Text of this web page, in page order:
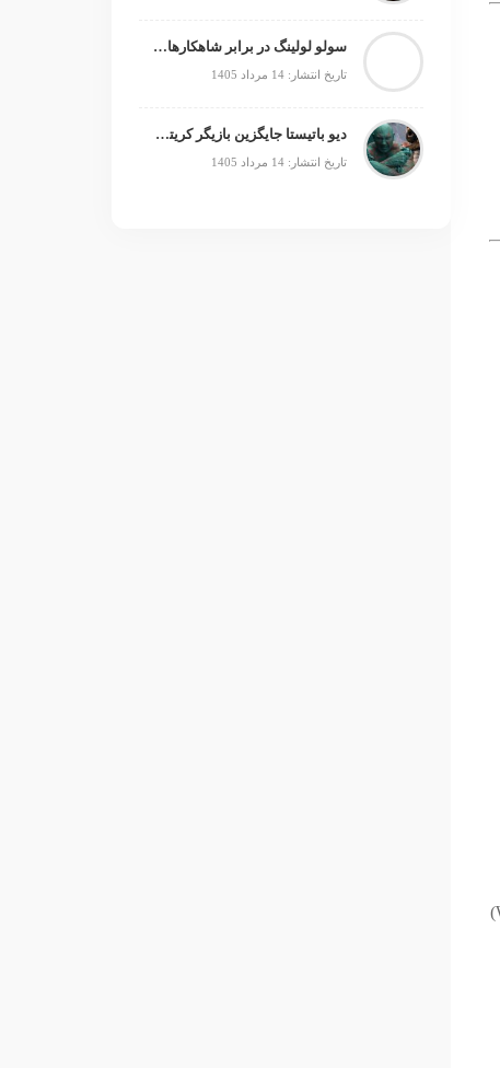
خانه‌شون، یه کارخانه‌ی بزرگ شکلات‌سازی قرار داره که قبلاً به دست آدمی عجیب به اسم «ویلی وانکا» (Willy Wonka)
سولو لولینگ در برابر شاهکارهای انیمه؛ چه چیزی کم دارد؟
تاریخ انتشار: 14 مرداد 1405
دیو باتیستا جایگزین بازیگر کریتوس می‌شود؟
تاریخ انتشار: 14 مرداد 1405